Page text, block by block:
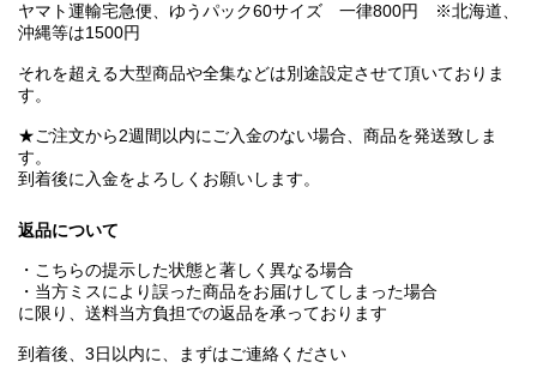
ヤマト運輸宅急便、ゆうパック60サイズ 一律800円 ※北海道、
沖縄等は1500円
それを超える大型商品や全集などは別途設定させて頂いておりま
す。
★ご注文から2週間以内にご入金のない場合、商品を発送致しま
す。
到着後に入金をよろしくお願いします。
返品について
・こちらの提示した状態と著しく異なる場合
・当方ミスにより誤った商品をお届けしてしまった場合
に限り、送料当方負担での返品を承っております
到着後、3日以内に、まずはご連絡ください